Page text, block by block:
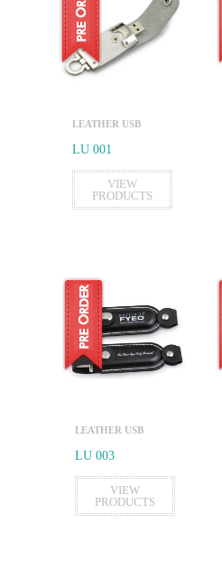
LEATHER USB
LU 001
VIEW
PRODUCTS
LEATHER USB
LU 003
VIEW
PRODUCTS